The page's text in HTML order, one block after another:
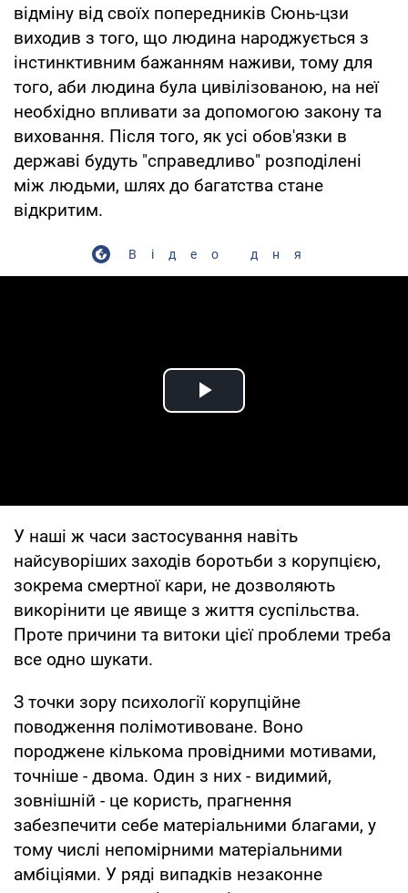
відміну від своїх попередників Сюнь-цзи
виходив з того, що людина народжується з
інстинктивним бажанням наживи, тому для
того, аби людина була цивілізованою, на неї
необхідно впливати за допомогою закону та
виховання. Після того, як усі обов'язки в
державі будуть "справедливо" розподілені
між людьми, шлях до багатства стане
відкритим.
Відео дня
Play Video
У наші ж часи застосування навіть
найсуворіших заходів боротьби з корупцією,
зокрема смертної кари, не дозволяють
викорінити це явище з життя суспільства.
Проте причини та витоки цієї проблеми треба
все одно шукати.
З точки зору психології корупційне
поводження полімотивоване. Воно
породжене кількома провідними мотивами,
точніше - двома. Один з них - видимий,
зовнішній - це користь, прагнення
забезпечити себе матеріальними благами, у
тому числі непомірними матеріальними
амбіціями. У ряді випадків незаконне